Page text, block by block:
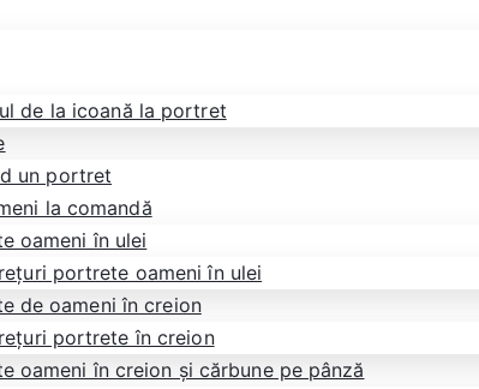
de la icoană la portret
un portret
la comandă
oameni în ulei
portrete oameni în ulei
de oameni în creion
portrete în creion
oameni în creion și cărbune pe pânză